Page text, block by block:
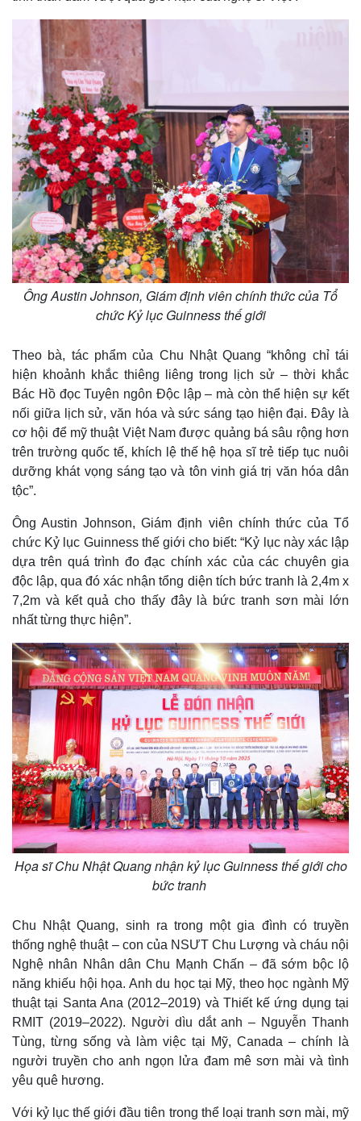
Pháp luật
Vụ án
Tin nóng
Tư vấn luật
Quân sự - Quốc phòng
Vũ khí
Việt Nam
Phân tích
Ông Austin Johnson, Giám định viên chính thức của Tổ
chức Kỷ lục Guinness thế giới
Theo bà, tác phẩm của Chu Nhật Quang “không chỉ tái
hiện khoảnh khắc thiêng liêng trong lịch sử – thời khắc
Bác Hồ đọc Tuyên ngôn Độc lập – mà còn thể hiện sự kết
nối giữa lịch sử, văn hóa và sức sáng tạo hiện đại. Đây là
cơ hội để mỹ thuật Việt Nam được quảng bá sâu rộng hơn
trên trường quốc tế, khích lệ thế hệ họa sĩ trẻ tiếp tục nuôi
dưỡng khát vọng sáng tạo và tôn vinh giá trị văn hóa dân
tộc”.
Ông Austin Johnson, Giám định viên chính thức của Tổ
chức Kỷ lục Guinness thế giới cho biết: “Kỷ lục này xác lập
dựa trên quá trình đo đạc chính xác của các chuyên gia
độc lập, qua đó xác nhận tổng diện tích bức tranh là 2,4m x
7,2m và kết quả cho thấy đây là bức tranh sơn mài lớn
nhất từng thực hiện”.
Họa sĩ Chu Nhật Quang nhận kỷ lục Guinness thế giới cho
bức tranh
Chu Nhật Quang, sinh ra trong một gia đình có truyền
thống nghệ thuật – con của NSƯT Chu Lượng và cháu nội
Nghệ nhân Nhân dân Chu Mạnh Chấn – đã sớm bộc lộ
năng khiếu hội họa. Anh du học tại Mỹ, theo học ngành Mỹ
thuật tại Santa Ana (2012–2019) và Thiết kế ứng dụng tại
RMIT (2019–2022). Người dìu dắt anh – Nguyễn Thanh
Tùng, từng sống và làm việc tại Mỹ, Canada – chính là
người truyền cho anh ngọn lửa đam mê sơn mài và tình
yêu quê hương.
Với kỷ lục thế giới đầu tiên trong thể loại tranh sơn mài, mỹ